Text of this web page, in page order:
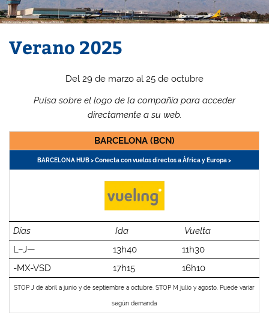
Verano 2025
Del 29 de marzo al 25 de octubre
Pulsa sobre el logo de la compañía para acceder
directamente a su web.
BARCELONA (BCN)
BARCELONA HUB > Conecta con vuelos directos a África y Europa >
Días Ida
Vuelta
L–J—
13h40
11h30
-MX-VSD
17h15 16h10
STOP J de abril a junio y de septiembre a octubre. STOP M julio y agosto. Puede variar
según demanda